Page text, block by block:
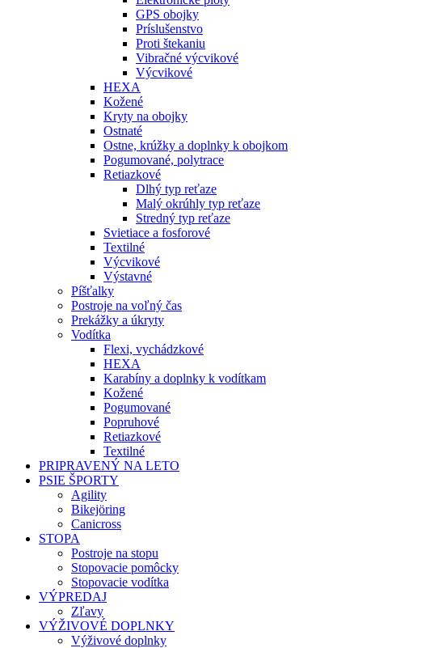
GPS obojky
Príslušenstvo
Proti štekaniu
Vibračné výcvikové
Výcvikové
HEXA
Kožené
Kryty na obojky
Ostnaté
Ostne, krúžky a doplnky k obojkom
Pogumované, polytrace
Retiazkové
Dlhý typ reťaze
Malý okrúhly typ reťaze
Stredný typ reťaze
Svietiace a fosforové
Textilné
Výcvikové
Výstavné
Píšťalky
Postroje na voľný čas
Prekážky a úkryty
Vodítka
Flexi, vychádzkové
HEXA
Karabíny a doplnky k vodítkam
Kožené
Pogumované
Popruhové
Retiazkové
Textilné
PRIPRAVENÝ NA LETO
PSIE ŠPORTY
Agility
Bikejöring
Canicross
STOPA
Postroje na stopu
Stopovacie pomôcky
Stopovacie vodítka
VÝPREDAJ
Zľavy
VÝŽIVOVÉ DOPLNKY
Výživové doplnky